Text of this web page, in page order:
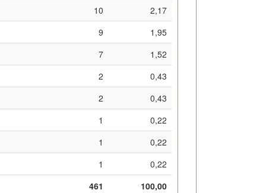
10
2,17
9
1,95
7
1,52
2
0,43
2
0,43
1
0,22
1
0,22
1
0,22
461
100,00